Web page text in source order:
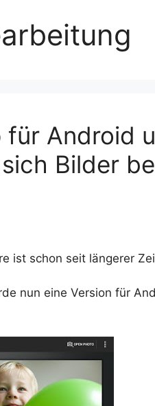
Android
Bilder
ist schon seit längerer
nun eine Version für